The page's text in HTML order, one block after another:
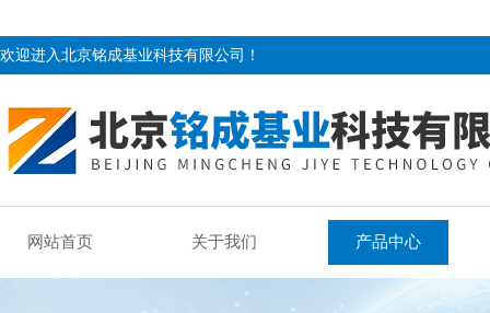
欢迎进入北京铭成基业科技有限公司！
网站首页 关于我们 产品中心